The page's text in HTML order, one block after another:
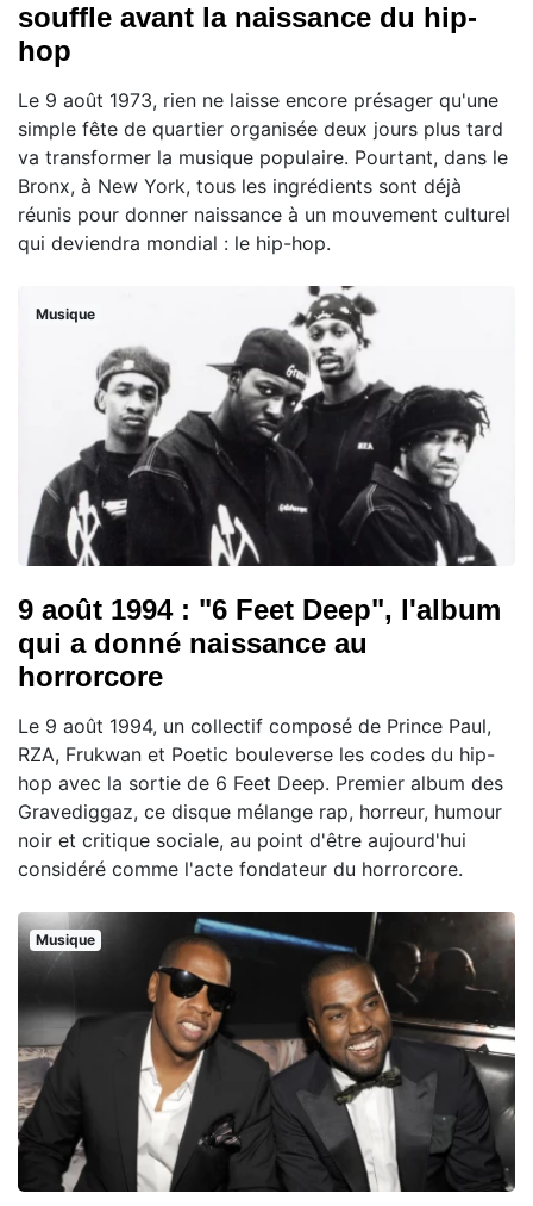
souffle avant la naissance du hip-
hop
Le 9 août 1973, rien ne laisse encore présager qu'une
simple fête de quartier organisée deux jours plus tard
va transformer la musique populaire. Pourtant, dans le
Bronx, à New York, tous les ingrédients sont déjà
réunis pour donner naissance à un mouvement culturel
qui deviendra mondial : le hip-hop.
Musique
9 août 1994 : "6 Feet Deep", l'album
qui a donné naissance au
horrorcore
Le 9 août 1994, un collectif composé de Prince Paul,
RZA, Frukwan et Poetic bouleverse les codes du hip-
hop avec la sortie de 6 Feet Deep. Premier album des
Gravediggaz, ce disque mélange rap, horreur, humour
noir et critique sociale, au point d'être aujourd'hui
considéré comme l'acte fondateur du horrorcore.
Musique